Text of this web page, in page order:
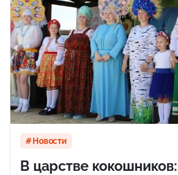
Новости
В царстве